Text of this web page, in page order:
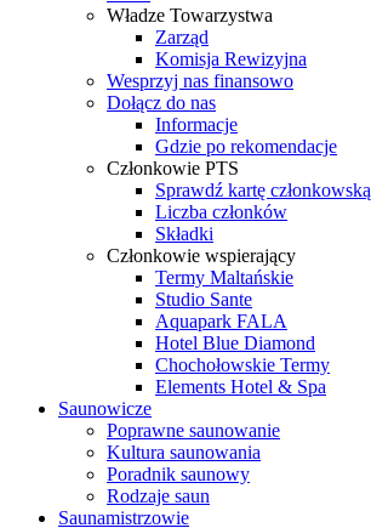
Władze Towarzystwa
Zarząd
Komisja Rewizyjna
Wesprzyj nas finansowo
Dołącz do nas
Informacje
Gdzie po rekomendacje
Członkowie PTS
Sprawdź kartę członkowską
Liczba członków
Składki
Członkowie wspierający
Termy Maltańskie
Studio Sante
Aquapark FALA
Hotel Blue Diamond
Chochołowskie Termy
Elements Hotel & Spa
Saunowicze
Poprawne saunowanie
Kultura saunowania
Poradnik saunowy
Rodzaje saun
Saunamistrzowie